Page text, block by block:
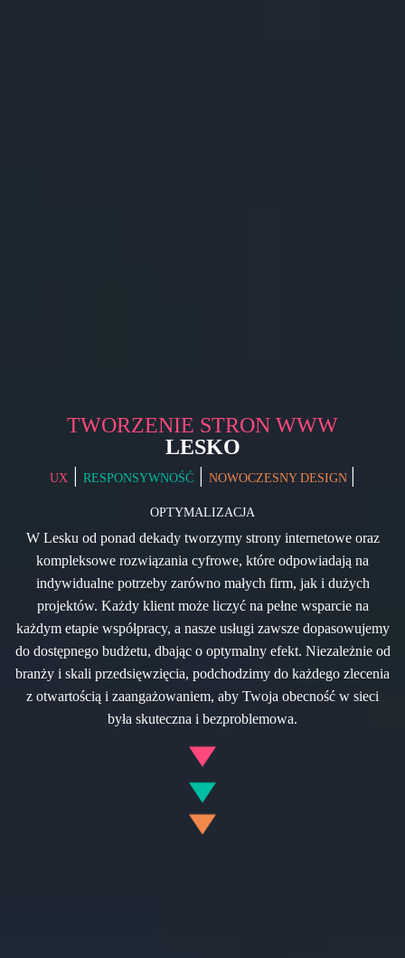
TWORZENIE STRON WWW
LESKO
UX | RESPONSYWNOŚĆ | NOWOCZESNY DESIGN |
OPTYMALIZACJA
W Lesku od ponad dekady tworzymy strony internetowe oraz
kompleksowe rozwiązania cyfrowe, które odpowiadają na
indywidualne potrzeby zarówno małych firm, jak i dużych
projektów. Każdy klient może liczyć na pełne wsparcie na
każdym etapie współpracy, a nasze usługi zawsze dopasowujemy
do dostępnego budżetu, dbając o optymalny efekt. Niezależnie od
branży i skali przedsięwzięcia, podchodzimy do każdego zlecenia
z otwartością i zaangażowaniem, aby Twoja obecność w sieci
była skuteczna i bezproblemowa.